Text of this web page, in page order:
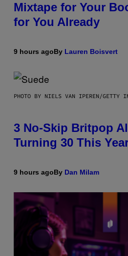
Mixtape for Your
for You Already
9 hours agoBy Lauren Boisvert
PHOTO BY NIELS VAN IPEREN/GETTY
3 No-Skip Britpop
Turning 30 This
9 hours agoBy Dan Milam